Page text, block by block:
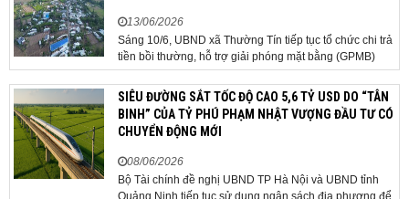
13/06/2026
Sáng 10/6, UBND xã Thường Tín tiếp tục tổ chức chi trả
tiền bồi thường, hỗ trợ giải phóng mặt bằng (GPMB)
cho 106 hộ gia đình, cá nhân thuộc diện thu hồi đất để
thực hiện dự án Khu đô thị thể thao Quốc tế Hà Nội trên
địa bàn thôn Nhuệ Giang. Trong...
SIÊU ĐƯỜNG SẮT TỐC ĐỘ CAO 5,6 TỶ USD DO “TÂN
BINH” CỦA TỶ PHÚ PHẠM NHẬT VƯỢNG ĐẦU TƯ CÓ
CHUYỂN ĐỘNG MỚI
08/06/2026
Bộ Tài chính đề nghị UBND TP Hà Nội và UBND tỉnh
Quảng Ninh tiếp tục sử dụng ngân sách địa phương để